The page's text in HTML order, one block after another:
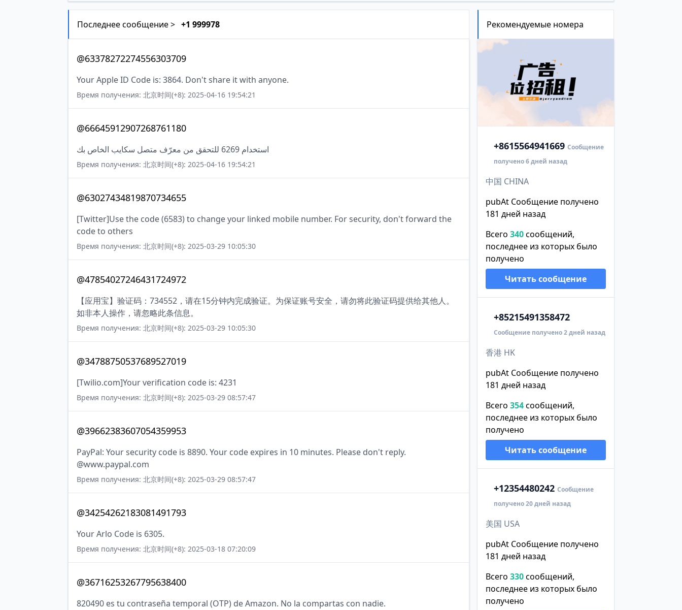
Последнее сообщение > +1 999978
@63378272274556303709
Your Apple ID Code is: 3864. Don't share it with anyone.
Время получения: 北京时间(+8): 2025-04-16 19:54:21
@66645912907268761180
استخدام 6269 للتحقق من معرّف متصل سكايب الخاص بك
Время получения: 北京时间(+8): 2025-04-16 19:54:21
@63027434819870734655
[Twitter]Use the code (6583) to change your linked mobile number. For security, don't forward the
code to others
Время получения: 北京时间(+8): 2025-03-29 10:05:30
@47854027246431724972
【应用宝】验证码：734552，请在15分钟内完成验证。为保证账号安全，请勿将此验证码提供给其他人。
如非本人操作，请忽略此条信息。
Время получения: 北京时间(+8): 2025-03-29 10:05:30
@34788750537689527019
[Twilio.com]Your verification code is: 4231
Время получения: 北京时间(+8): 2025-03-29 08:57:47
@39662383607054359953
PayPal: Your security code is 8890. Your code expires in 10 minutes. Please don't reply.
@www.paypal.com
Время получения: 北京时间(+8): 2025-03-29 08:57:47
@34254262183081491793
Your Arlo Code is 6305.
Время получения: 北京时间(+8): 2025-03-18 07:20:09
@36716253267795638400
820490 es tu contraseña temporal (OTP) de Amazon. No la compartas con nadie.
Рекомендуемые номера
+8615564941669 Сообщение
получено 6 дней назад
中国 CHINA
pubAt Сообщение получено
181 дней назад
Всего 340сообщений,
последнее из которых было
получено
Читать сообщение
+85215491358472
Сообщение получено 2 дней назад
香港 HK
pubAt Сообщение получено
181 дней назад
Всего 354сообщений,
последнее из которых было
получено
Читать сообщение
+12354480242 Сообщение
получено 20 дней назад
美国 USA
pubAt Сообщение получено
181 дней назад
Всего 330сообщений,
последнее из которых было
получено